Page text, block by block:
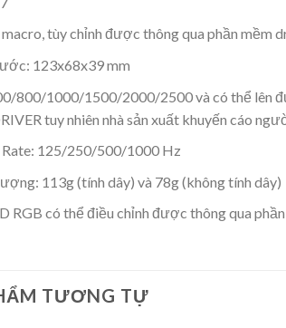
tùy chỉnh được thông qua phần mềm
123x68x39 mm
800/1000/1500/2000/2500 và có thể lên
tuy nhiên nhà sản xuất khuyến cáo
Rate: 125/250/500/1000 Hz
113g (tính dây) và 78g (không tính dây)
RGB có thể điều chỉnh được thông qua
TƯƠNG TỰ